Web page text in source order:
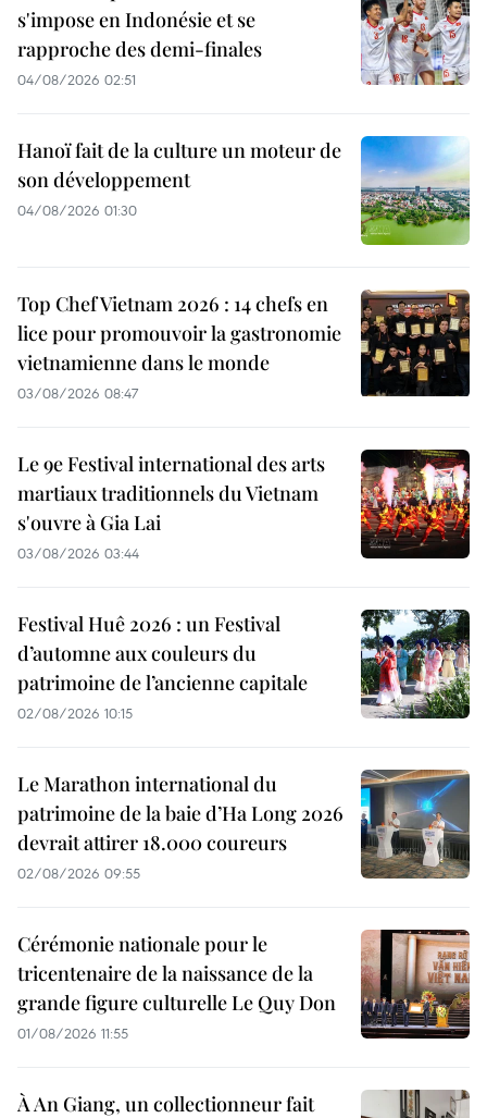
s'impose en Indonésie et se
rapproche des demi-finales
04/08/2026 02:51
Hanoï fait de la culture un moteur de
son développement
04/08/2026 01:30
Top Chef Vietnam 2026 : 14 chefs en
lice pour promouvoir la gastronomie
vietnamienne dans le monde
03/08/2026 08:47
Le 9e Festival international des arts
martiaux traditionnels du Vietnam
s'ouvre à Gia Lai
03/08/2026 03:44
Festival Huê 2026 : un Festival
d’automne aux couleurs du
patrimoine de l’ancienne capitale
02/08/2026 10:15
Le Marathon international du
patrimoine de la baie d’Ha Long 2026
devrait attirer 18.000 coureurs
02/08/2026 09:55
Cérémonie nationale pour le
tricentenaire de la naissance de la
grande figure culturelle Le Quy Don
01/08/2026 11:55
À An Giang, un collectionneur fait